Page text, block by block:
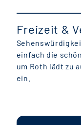
Freizeit &
einfach die
um Roth lädt zu
ein.